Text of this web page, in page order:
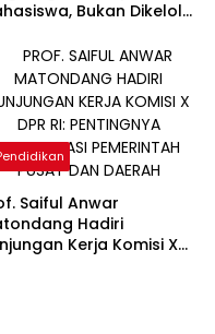
Bukan Dikelola
Saiful Anwar
Hadiri
Kerja Komisi X